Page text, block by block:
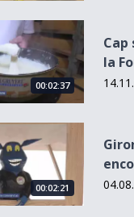
de la Fondue
00:02:37
Cap
la
00:02:21